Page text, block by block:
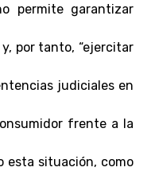
permite garantizar
por tanto, “ejercitar
judiciales en
frente a la
esta situación, como